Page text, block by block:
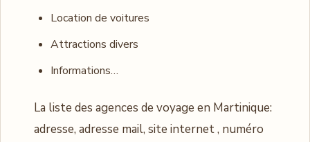
Location de voitures
Attractions divers
Informations…
La liste des agences de voyage en Martinique:
adresse, adresse mail, site internet , numéro